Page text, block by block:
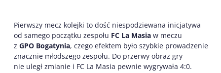
Pierwszy mecz kolejki to dość niespodziewana inicjatywa
od samego początku zespołu FC La Masia w meczu
z GPO Bogatynia, czego efektem było szybkie prowadzenie
znacznie młodszego zespołu. Do przerwy obraz gry
nie uległ zmianie i FC La Masia pewnie wygrywała 4:0.